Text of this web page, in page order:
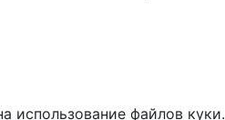
использование файлов куки.